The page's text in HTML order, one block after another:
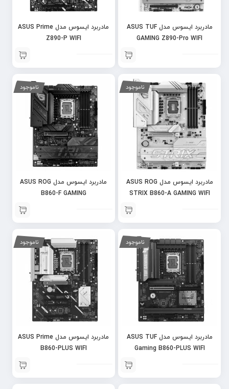
مادربرد ایسوس مدل ASUS TUF
GAMING Z890-Pro WIFI
مادربرد ایسوس مدل ASUS Prime
Z890-P WIFI
ناموجود
مادربرد ایسوس مدل ASUS ROG
STRIX B860-A GAMING WIFI
ناموجود
مادربرد ایسوس مدل ASUS ROG
B860-F GAMING
ناموجود
مادربرد ایسوس مدل ASUS TUF
Gaming B860-PLUS WIFI
ناموجود
مادربرد ایسوس مدل ASUS Prime
B860-PLUS WIFI